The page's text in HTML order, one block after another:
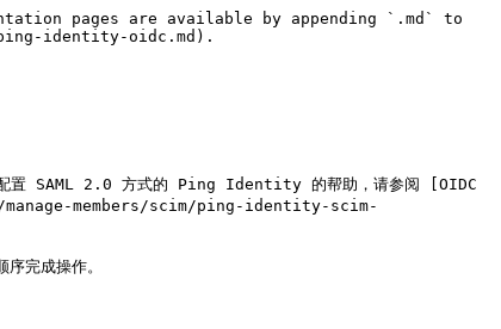
pages are available by appending `.md` to
identity-oidc.md).
置 SAML 2.0 方式的 Ping Identity 的帮助，请参阅 [OIDC
members/scim/ping-identity-scim-
完成操作。